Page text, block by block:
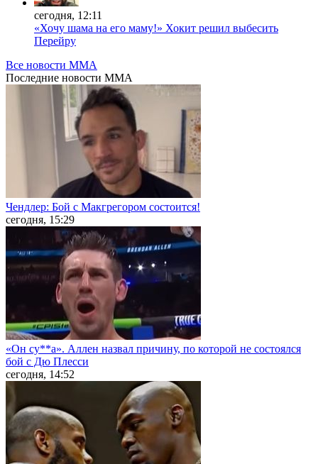
сегодня, 12:11
«Хочу шама на его маму!» Хокит решил выбесить
Перейру
Все новости MMA
Последние новости MMA
Чендлер: Бой с Макгрегором состоится!
сегодня, 15:29
«Он су**а». Аллен назвал причину, по которой не состоялся
бой с Дю Плесси
сегодня, 14:52